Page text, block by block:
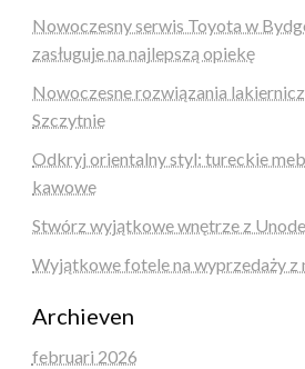
Nowoczesny serwis Toyota w
zasługuje na najlepszą opiekę
Nowoczesne rozwiązania
Szczytnie
Odkryj orientalny styl: tureckie
kawowe
Stwórz wyjątkowe wnętrze z
Wyjątkowe fotele na wyprzedaży z
Archieven
februari 2026